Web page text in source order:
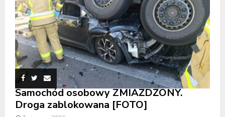
Samochód osobowy ZMIAŻDŻONY.
Droga zablokowana [FOTO]